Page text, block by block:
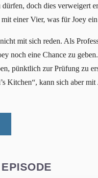
doch dies verweigert
einer Vier, was für Joey
mit sich reden. Als
noch eine Chance zu
pünktlich zur Prüfung zu
Kitchen“, kann sich aber mit